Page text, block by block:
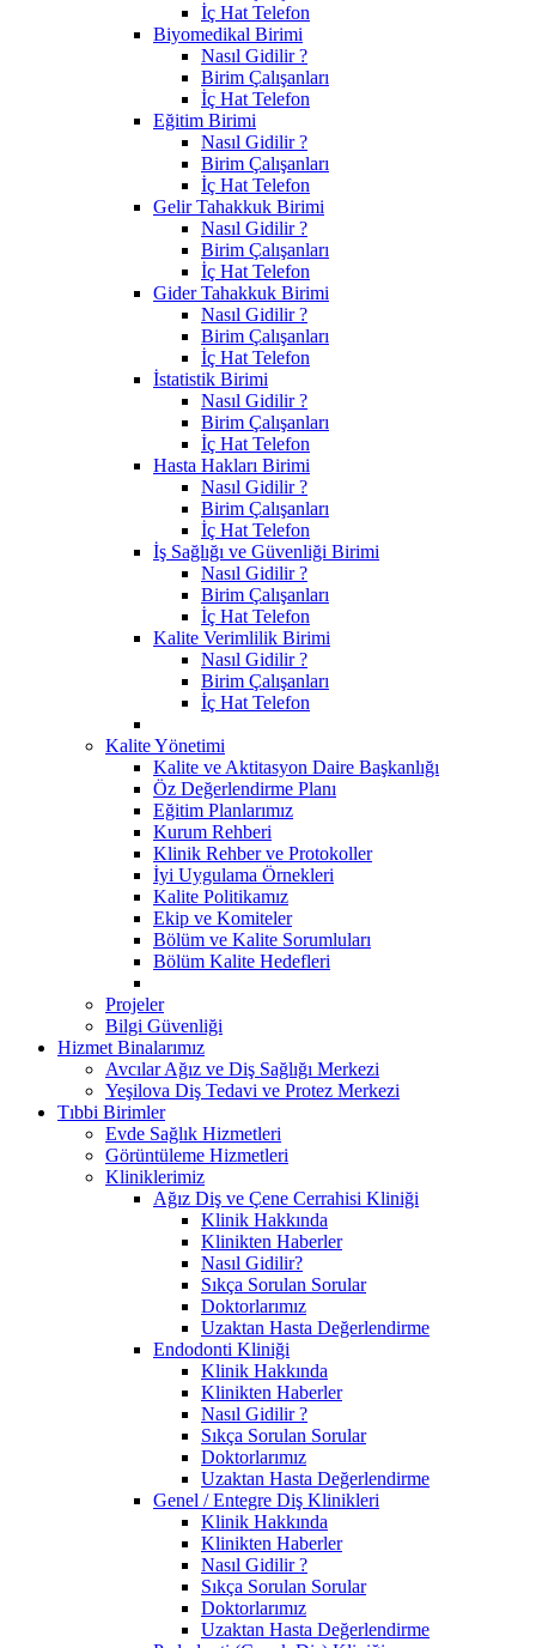
İç Hat Telefon
Biyomedikal Birimi
Nasıl Gidilir ?
Birim Çalışanları
İç Hat Telefon
Eğitim Birimi
Nasıl Gidilir ?
Birim Çalışanları
İç Hat Telefon
Gelir Tahakkuk Birimi
Nasıl Gidilir ?
Birim Çalışanları
İç Hat Telefon
Gider Tahakkuk Birimi
Nasıl Gidilir ?
Birim Çalışanları
İç Hat Telefon
İstatistik Birimi
Nasıl Gidilir ?
Birim Çalışanları
İç Hat Telefon
Hasta Hakları Birimi
Nasıl Gidilir ?
Birim Çalışanları
İç Hat Telefon
İş Sağlığı ve Güvenliği Birimi
Nasıl Gidilir ?
Birim Çalışanları
İç Hat Telefon
Kalite Verimlilik Birimi
Nasıl Gidilir ?
Birim Çalışanları
İç Hat Telefon
Kalite Yönetimi
Kalite ve Aktitasyon Daire Başkanlığı
Öz Değerlendirme Planı
Eğitim Planlarımız
Kurum Rehberi
Klinik Rehber ve Protokoller
İyi Uygulama Örnekleri
Kalite Politikamız
Ekip ve Komiteler
Bölüm ve Kalite Sorumluları
Bölüm Kalite Hedefleri
Projeler
Bilgi Güvenliği
Hizmet Binalarımız
Avcılar Ağız ve Diş Sağlığı Merkezi
Yeşilova Diş Tedavi ve Protez Merkezi
Tıbbi Birimler
Evde Sağlık Hizmetleri
Görüntüleme Hizmetleri
Kliniklerimiz
Ağız Diş ve Çene Cerrahisi Kliniği
Klinik Hakkında
Klinikten Haberler
Nasıl Gidilir?
Sıkça Sorulan Sorular
Doktorlarımız
Uzaktan Hasta Değerlendirme
Endodonti Kliniği
Klinik Hakkında
Klinikten Haberler
Nasıl Gidilir ?
Sıkça Sorulan Sorular
Doktorlarımız
Uzaktan Hasta Değerlendirme
Genel / Entegre Diş Klinikleri
Klinik Hakkında
Klinikten Haberler
Nasıl Gidilir ?
Sıkça Sorulan Sorular
Doktorlarımız
Uzaktan Hasta Değerlendirme